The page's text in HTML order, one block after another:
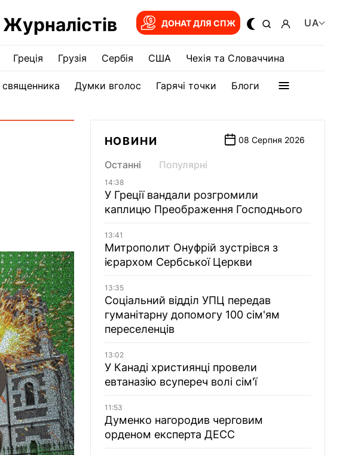
ДОНАТ ДЛЯ СПЖ UA
Греція Грузія Сербія США Чехія та Словаччина
священника Думки вголос Гарячі точки Блоги
НОВИНИ 08 Серпня 2026
Останні Популярні
14:38
У Греції вандали розгромили
каплицю Преображення Господнього
13:41
Митрополит Онуфрій зустрівся з
ієрархом Сербської Церкви
13:35
Соціальний відділ УПЦ передав
гуманітарну допомогу 100 сім'ям
переселенців
13:02
У Канаді християнці провели
евтаназію всупереч волі сім'ї
11:53
Думенко нагородив черговим
орденом експерта ДЕСС